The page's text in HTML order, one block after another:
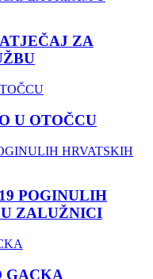
ZA
U OTOČCU
POGINULIH
ZALUŽNICI
GACKA